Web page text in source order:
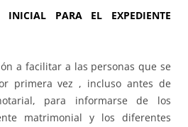
INICIAL PARA EL EXPEDIENTE
a facilitar a las personas que se
primera vez , incluso antes de
para informarse de los
matrimonial y los diferentes